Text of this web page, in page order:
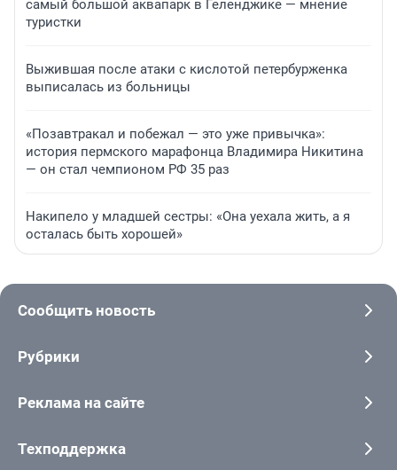
самый большой аквапарк в Геленджике — мнение
туристки
Выжившая после атаки с кислотой петербурженка
выписалась из больницы
«Позавтракал и побежал — это уже привычка»:
история пермского марафонца Владимира Никитина
— он стал чемпионом РФ 35 раз
Накипело у младшей сестры: «Она уехала жить, а я
осталась быть хорошей»
Сообщить новость
Рубрики
Реклама на сайте
Техподдержка